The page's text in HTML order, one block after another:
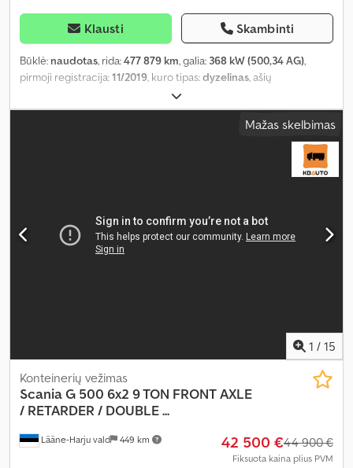
Klausti Skambinti
Būklė: naudotas, rida:477 879 km, galia: 368 kW (500,34 AG),
pirmoji registracija:11/2019, kuro tipas:dyzelinas, ašių
4 950 mm
retarderis, vairuotojo kabina:miegamoji kabina, pavaros tipas:
, bendras ilgis:
2019,
Mažas skelbimas
1 / 15
Lääne-Harju vald 449 km
Konteinerių vežimas
ScaniaG 500 6x2 9 TON FRONT AXLE
/ RETARDER / DOUBLE ...
42 500 €44 900 €
Fiksuota kaina plius PVM